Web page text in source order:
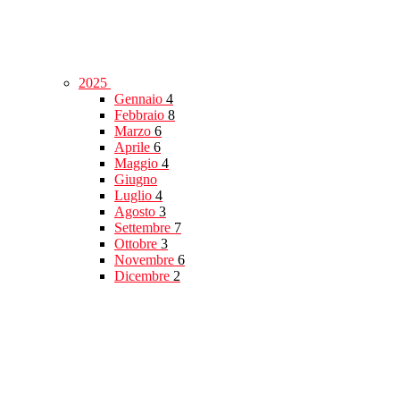
2025
Gennaio 4
Febbraio 8
Marzo 6
Aprile 6
Maggio 4
Giugno
Luglio 4
Agosto 3
Settembre 7
Ottobre 3
Novembre 6
Dicembre 2